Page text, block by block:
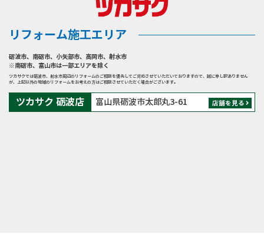
リフォーム施工エリア
砺波市、 南砺市、 小矢部市、 高岡市、 射水市
※南砺市、富山市は一部エリアを除く
ツカサクでは砺波市、射水市周辺のリフォームのご相談を優先してご対応させていただいておりますので、誠に申し訳ありません
が、上記以外の地域のリフォームをお考えの方はご相談させていただく場合がございます。
ツカサク 砺波店 富山県砺波市太郎丸3-61 店舗を見る